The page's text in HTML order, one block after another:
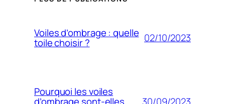
Voiles d’ombrage : quelle
toile choisir ? 02/10/2023
Pourquoi les voiles
30/09/2023